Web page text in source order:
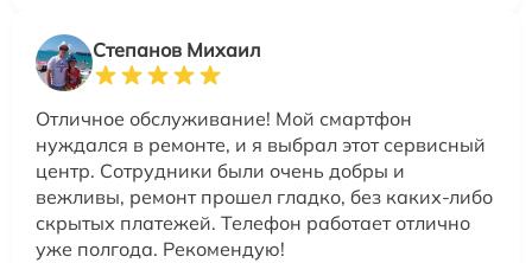
Степанов Михаил
Отличное обслуживание! Мой смартфон
нуждался в ремонте, и я выбрал этот сервисный
центр. Сотрудники были очень добры и
вежливы, ремонт прошел гладко, без каких-либо
скрытых платежей. Телефон работает отлично
уже полгода. Рекомендую!